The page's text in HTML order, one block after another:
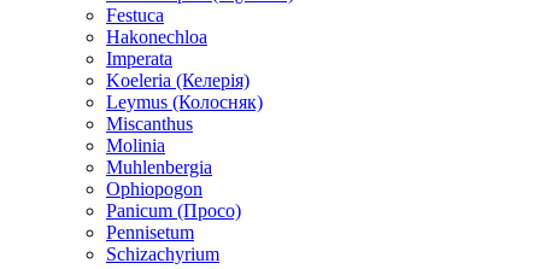
Festuca
Hakonechloa
Imperata
Koeleria (Келерія)
Leymus (Колосняк)
Miscanthus
Molinia
Muhlenbergia
Ophiopogon
Panicum (Просо)
Pennisetum
Schizachyrium